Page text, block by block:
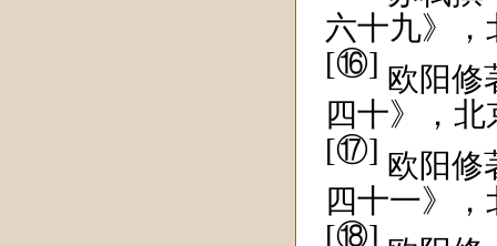
六十九》，
[⑯] 欧阳修
四十》，
[⑰] 欧阳修
四十一》
[⑱]